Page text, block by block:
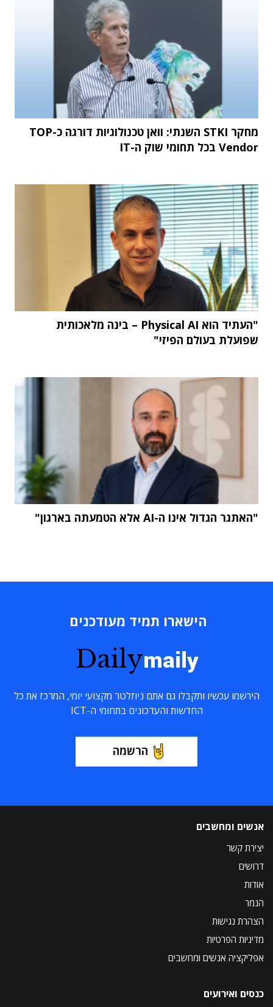
מחקר STKI השנתי: וואן טכנולוגיות דורגה כ-TOP
Vendor בכל תחומי שוק ה-IT
"העתיד הוא Physical AI – בינה מלאכותית
שפועלת בעולם הפיזי"
"האתגר הגדול אינו ה-AI אלא הטמעתה בארגון"
הישארו תמיד מעודכנים
Dailymaily
הירשמו עכשיו ותקבלו גם אתם ניוזלטר מקצועי יומי, המרכז את כל
החדשות והעדכונים בתחומי ה-ICT
הרשמה
אנשים ומחשבים
יצירת קשר
דרושים
אודות
הנמר
הצהרת נגישות
מדיניות הפרטיות
אפליקציה אנשים ומחשבים
כנסים ואירועים